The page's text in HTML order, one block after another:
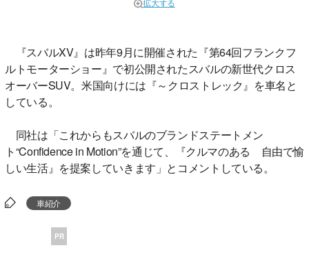
拡大する
『スバルXV』は昨年9月に開催された『第64回フランクフ
ルトモーターショー』で初公開されたスバルの新世代クロス
オーバーSUV。米国向けには『～クロストレック』を車名と
している。
同社は「これからもスバルのブランドステートメン
ト“Confidence in Motion”を通じて、『クルマのある 自由で愉
しい生活』を提案していきます」とコメントしている。
車紹介
PR